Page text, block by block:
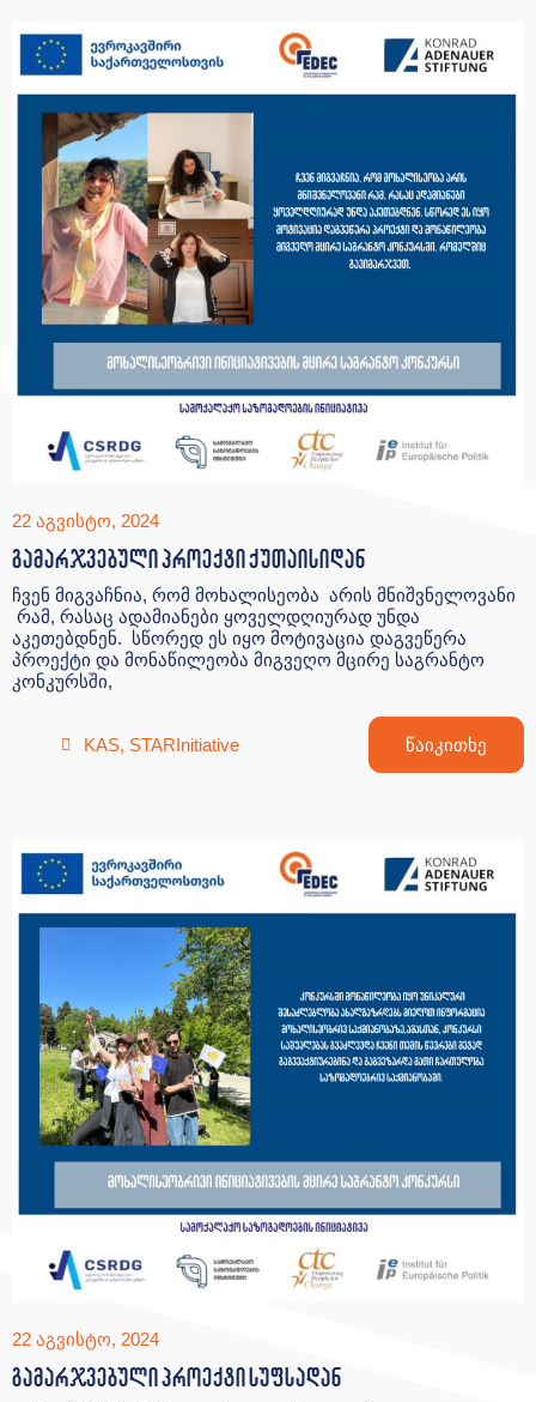
22 აგვისტო, 2024
გამარჯვებული პროექტი ქუთაისიდან
ჩვენ მიგვაჩნია, რომ მოხალისეობა არის მნიშვნელოვანი
რამ, რასაც ადამიანები ყოველდღიურად უნდა
აკეთებდნენ. სწორედ ეს იყო მოტივაცია დაგვეწერა
პროექტი და მონაწილეობა მიგვეღო მცირე საგრანტო
კონკურსში,
KAS, STARInitiative წაიკითხე
22 აგვისტო, 2024
გამარჯვებული პროექტი სუფსადან